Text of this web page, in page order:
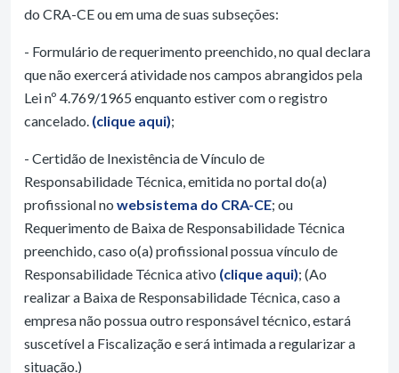
do CRA-CE ou em uma de suas subseções:
- Formulário de requerimento preenchido, no qual declara
que não exercerá atividade nos campos abrangidos pela
Lei nº 4.769/1965 enquanto estiver com o registro
cancelado. (clique aqui);
- Certidão de Inexistência de Vínculo de
Responsabilidade Técnica, emitida no portal do(a)
profissional no websistema do CRA-CE; ou
Requerimento de Baixa de Responsabilidade Técnica
preenchido, caso o(a) profissional possua vínculo de
Responsabilidade Técnica ativo (clique aqui); (Ao
realizar a Baixa de Responsabilidade Técnica, caso a
empresa não possua outro responsável técnico, estará
suscetível a Fiscalização e será intimada a regularizar a
situação.)